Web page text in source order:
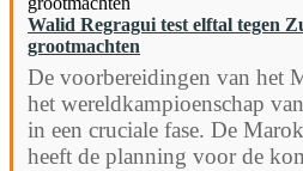
Walid Regragui test elftal tegen
grootmachten
De voorbereidingen van het
het wereldkampioenschap
in een cruciale fase. De
heeft de planning voor de